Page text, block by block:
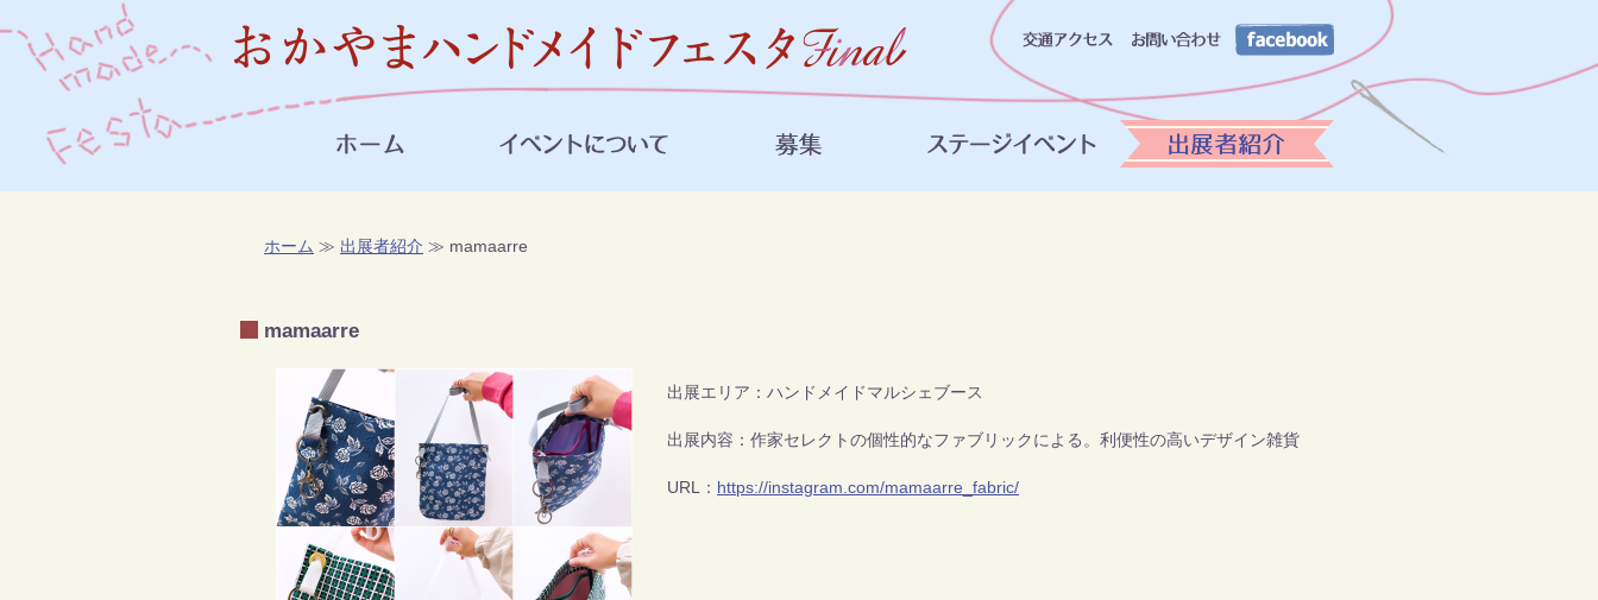
ホーム ≫ 出展者紹介 ≫ mamaarre
mamaarre
出展エリア：ハンドメイドマルシェブース
出展内容：作家セレクトの個性的なファブリックによる。利便性の高いデザイン雑貨
URL： https://instagram.com/mamaarre_fabric/